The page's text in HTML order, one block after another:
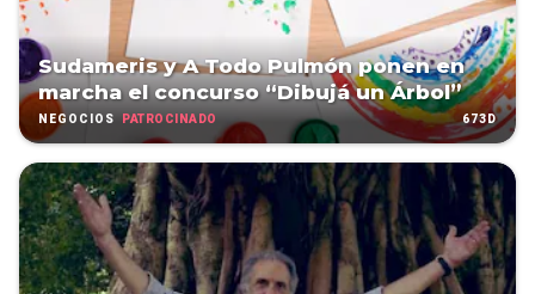
Sudameris y A Todo Pulmón ponen en
marcha el concurso “Dibujá un Árbol”
NEGOCIOS PATROCINADO 673D